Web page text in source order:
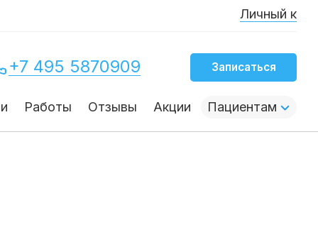
Личный канал
+7 495 5870909 Записаться
Работы Отзывы Акции Пациентам